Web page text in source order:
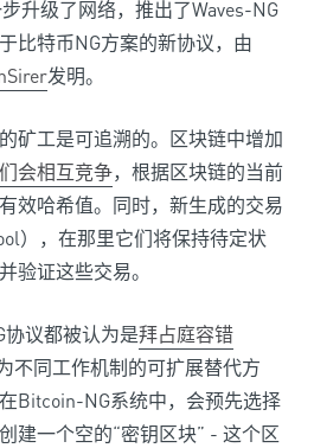
步升级了网络，推出了Waves-NG
比特币NG方案的新协议，由
发明。
矿工是可追溯的。区块链中增加
会相互竞争，根据区块链的当前
效哈希值。同时，新生成的交易
），在那里它们将保持待定状
验证这些交易。
协议都被认为是拜占庭容错
不同工作机制的可扩展替代方
Bitcoin-NG系统中，会预先选择
建一个空的“密钥区块” - 这个区